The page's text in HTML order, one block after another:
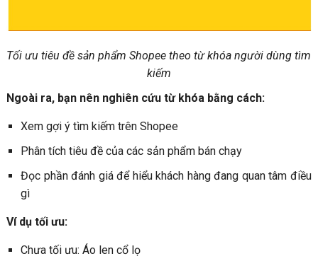
Tối ưu tiêu đề sản phẩm Shopee theo từ khóa người dùng tìm
kiếm
Ngoài ra, bạn nên nghiên cứu từ khóa bằng cách:
Xem gợi ý tìm kiếm trên Shopee
Phân tích tiêu đề của các sản phẩm bán chạy
Đọc phần đánh giá để hiểu khách hàng đang quan tâm điều
gì
Ví dụ tối ưu:
Chưa tối ưu: Áo len cổ lọ